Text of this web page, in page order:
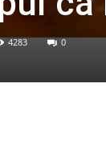
4283 0